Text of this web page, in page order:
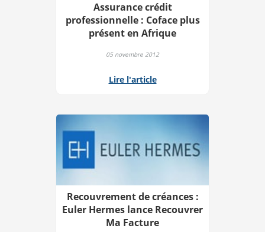
Assurance crédit
professionnelle : Coface plus
présent en Afrique
05 novembre 2012
Lire l'article
Recouvrement de créances :
Euler Hermes lance Recouvrer
Ma Facture